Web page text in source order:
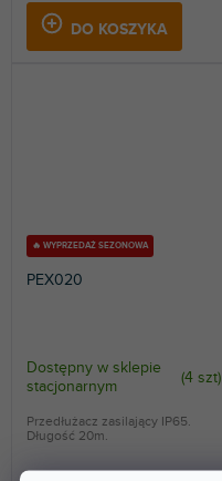
DO KOSZYKA
🔥 WYPRZEDAŻ SEZONOWA
PEX020
Dostępny w sklepie
stacjonarnym
(4 szt)
Przedłużacz zasilający IP65.
Długość 20m.